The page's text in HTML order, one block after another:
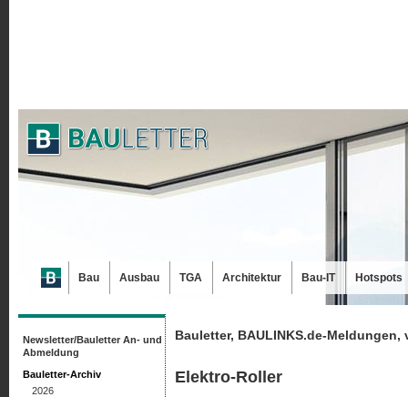
Bauletter, BAULINKS.de-Meldungen,
Elektro-Roller
Newsletter/Bauletter An- und
Abmeldung
Bauletter-Archiv
2026
Bau Ausbau TGA Architektur Bau-IT Hotspots